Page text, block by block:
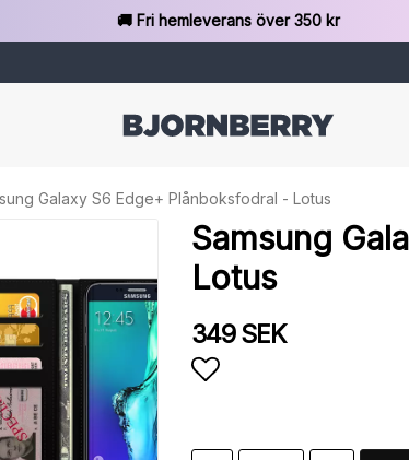
🚚 Fri hemleverans över 350 kr
Galaxy S6 Edge+ Plånboksfodral - Lotus
Samsung
Lotus
349 SEK